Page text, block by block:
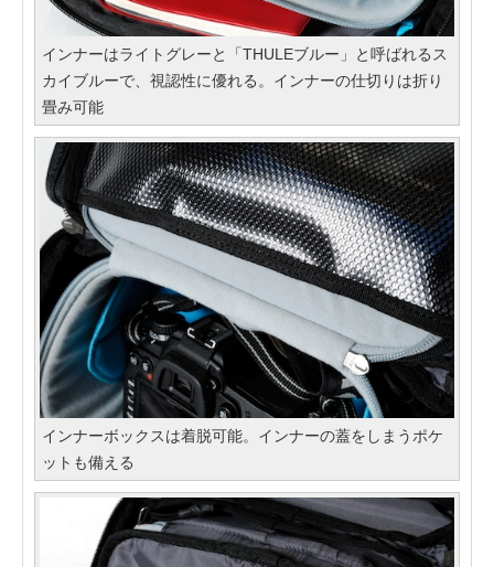
インナーはライトグレーと「THULEブルー」と呼ばれるス
カイブルーで、視認性に優れる。インナーの仕切りは折り
畳み可能
インナーボックスは着脱可能。インナーの蓋をしまうポケ
ットも備える